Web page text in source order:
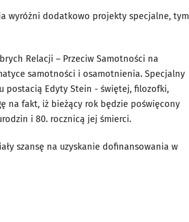
wyróżni dodatkowo projekty specjalne, tym
Relacji – Przeciw Samotności na
samotności i osamotnienia. Specjalny
postacią Edyty Stein - świętej, filozofki,
na fakt, iż bieżący rok będzie poświęcony
i 80. rocznicą jej śmierci.
szansę na uzyskanie dofinansowania w